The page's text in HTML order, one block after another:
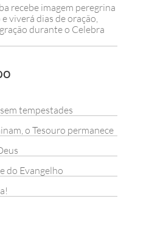
recebe imagem peregrina
viverá dias de oração,
durante o Celebra
tempestades
o Tesouro permanece
do Evangelho